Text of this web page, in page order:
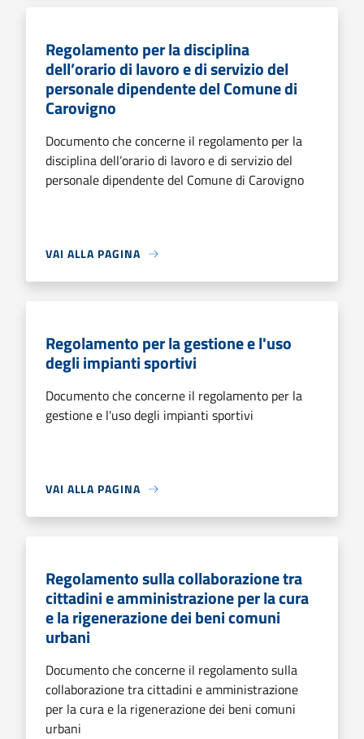
Regolamento per la disciplina
dell’orario di lavoro e di servizio del
personale dipendente del Comune di
Carovigno
Documento che concerne il regolamento per la
disciplina dell’orario di lavoro e di servizio del
personale dipendente del Comune di Carovigno
VAI ALLA PAGINA
Regolamento per la gestione e l'uso
degli impianti sportivi
Documento che concerne il regolamento per la
gestione e l'uso degli impianti sportivi
VAI ALLA PAGINA
Regolamento sulla collaborazione tra
cittadini e amministrazione per la cura
e la rigenerazione dei beni comuni
urbani
Documento che concerne il regolamento sulla
collaborazione tra cittadini e amministrazione
per la cura e la rigenerazione dei beni comuni
urbani